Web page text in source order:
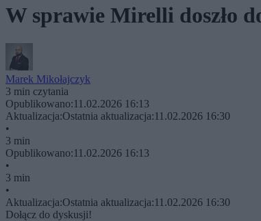
W sprawie Mirelli doszło
Marek Mikołajczyk
3 min czytania
Opublikowano:11.02.2026 16:13
Aktualizacja:Ostatnia aktualizacja:11.02.2026 16:30
•
3 min
Opublikowano:11.02.2026 16:13
•
3 min
•
Aktualizacja:Ostatnia aktualizacja:11.02.2026 16:30
Dołącz do dyskusji!